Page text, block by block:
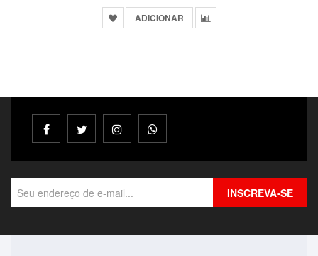
ADICIONAR
INSCREVA-SE